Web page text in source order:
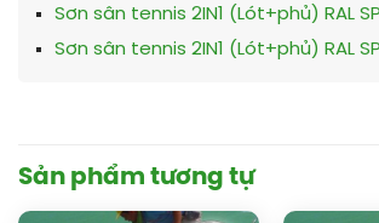
Sơn sân tennis 2IN1 (Lót+phủ) RAL
Sơn sân tennis 2IN1 (Lót+phủ) RAL
Sản phẩm tương tự